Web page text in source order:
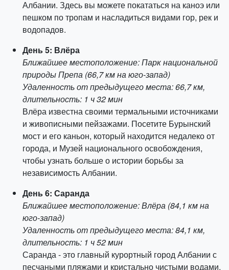
Албании. Здесь вы можете покататься на каноэ или
пешком по тропам и насладиться видами гор, рек и
водопадов.
День 5: Влёра
Ближайшее местоположение: Парк национальной
природы Препа (66,7 км на юго-запад)
Удаленность от предыдущего места: 66,7 км,
длительность: 1 ч 32 мин
Влёра известна своими термальными источниками
и живописными пейзажами. Посетите Бурынский
мост и его каньон, который находится недалеко от
города, и Музей национального освобождения,
чтобы узнать больше о истории борьбы за
независимость Албании.
День 6: Саранда
Ближайшее местоположение: Влёра (84,1 км на
юго-запад)
Удаленность от предыдущего места: 84,1 км,
длительность: 1 ч 52 мин
Саранда - это главный курортный город Албании с
песчаными пляжами и кристально чистыми водами,